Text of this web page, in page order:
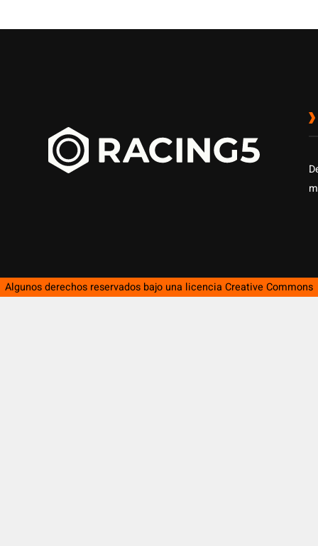
Algunos derechos reservados bajo una licencia Creative Commons